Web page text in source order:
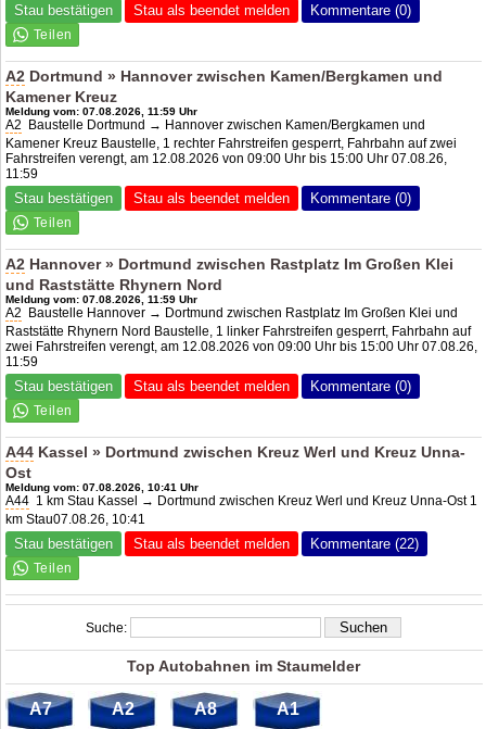
Stau bestätigen Stau als beendet melden Kommentare (0)
A2 Dortmund » Hannover zwischen Kamen/Bergkamen und
Kamener Kreuz
Meldung vom: 07.08.2026, 11:59 Uhr
A2
Baustelle Dortmund → Hannover zwischen Kamen/Bergkamen und
Kamener Kreuz Baustelle, 1 rechter Fahrstreifen gesperrt, Fahrbahn auf zwei
Fahrstreifen verengt, am 12.08.2026 von 09:00 Uhr bis 15:00 Uhr 07.08.26,
11:59
Stau bestätigen Stau als beendet melden Kommentare (0)
A2 Hannover » Dortmund zwischen Rastplatz Im Großen Klei
und Raststätte Rhynern Nord
Meldung vom: 07.08.2026, 11:59 Uhr
A2
Baustelle Hannover → Dortmund zwischen Rastplatz Im Großen Klei und
Raststätte Rhynern Nord Baustelle, 1 linker Fahrstreifen gesperrt, Fahrbahn auf
zwei Fahrstreifen verengt, am 12.08.2026 von 09:00 Uhr bis 15:00 Uhr 07.08.26,
11:59
Stau bestätigen Stau als beendet melden Kommentare (0)
A44 Kassel » Dortmund zwischen Kreuz Werl und Kreuz Unna-
Ost
Meldung vom: 07.08.2026, 10:41 Uhr
A44 1 km Stau Kassel → Dortmund zwischen Kreuz Werl und Kreuz Unna-Ost 1
km Stau07.08.26, 10:41
Stau bestätigen Stau als beendet melden Kommentare (22)
Suche:
Top Autobahnen im Staumelder
A7 A2 A8 A1